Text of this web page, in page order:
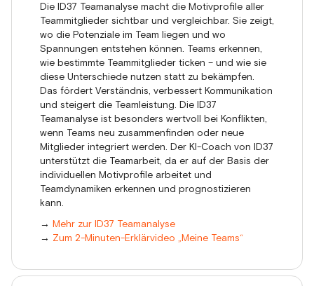
Die ID37 Teamanalyse macht die Motivprofile aller
Teammitglieder sichtbar und vergleichbar. Sie zeigt,
wo die Potenziale im Team liegen und wo
Spannungen entstehen können. Teams erkennen,
wie bestimmte Teammitglieder ticken – und wie sie
diese Unterschiede nutzen statt zu bekämpfen.
Das fördert Verständnis, verbessert Kommunikation
und steigert die Teamleistung. Die ID37
Teamanalyse ist besonders wertvoll bei Konflikten,
wenn Teams neu zusammenfinden oder neue
Mitglieder integriert werden. Der KI-Coach von ID37
unterstützt die Teamarbeit, da er auf der Basis der
individuellen Motivprofile arbeitet und
Teamdynamiken erkennen und prognostizieren
kann.
→ Mehr zur ID37 Teamanalyse
→ Zum 2-Minuten-Erklärvideo „Meine Teams“